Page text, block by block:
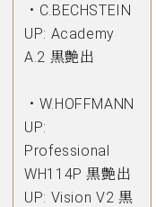
・C.BECHSTEIN
UP: Academy
A.2 黒艶出
・W.HOFFMANN
UP:
Professional
WH114P 黒艶出
UP: Vision V2 黒